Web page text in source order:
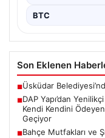
BTC
Son Eklenen
■Üsküdar
■DAP Yapı’dan
Kendi Kendini
Geçiyor
■Bahçe Mutfakları ve